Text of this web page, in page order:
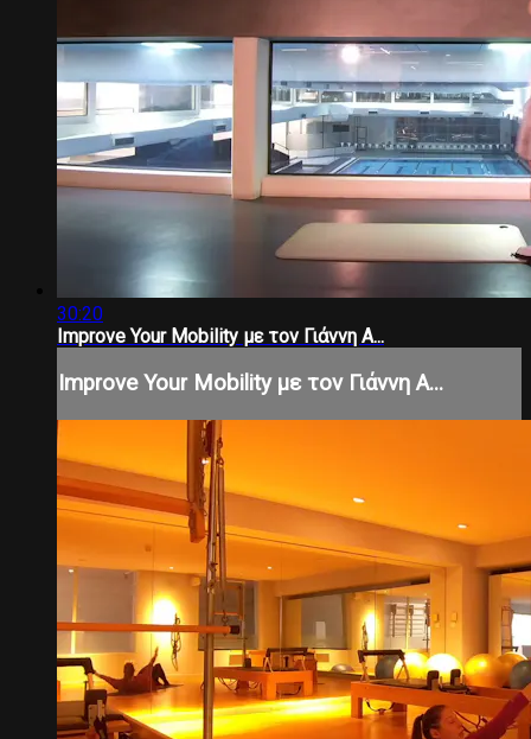
30:20
Improve Your Mobility με τον Γιάννη Α...
Improve Your Mobility με τον Γιάννη Α...